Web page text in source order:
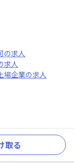
の求人
求人
場企業の求人
取る